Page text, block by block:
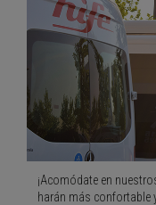
¡Acomódate en
harán más confortable